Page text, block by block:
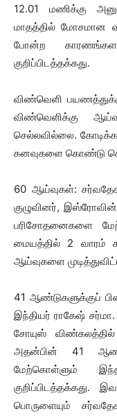
12.01 மணிக்கு
மாதத்தில் மோசமான
போன்ற
குறிப்பிடத்தக்கது.
விண்வெளி
விண்வெளிக்கு
செல்லவில்லை.
கனவுகளை கொண்டு
60 ஆய்வுகள்:
குழுவினர்,
பரிசோதனைகளை
மையத்தில் 2 வாரம்
ஆய்வுகளை
41 ஆண்டுகளுக்குப்
இந்தியர் ராகேஷ்
சோயுஸ்
அதன்பின் 41
மேற்கொள்ளும்
குறிப்பிடத்தக்கது.
பொருளையும்